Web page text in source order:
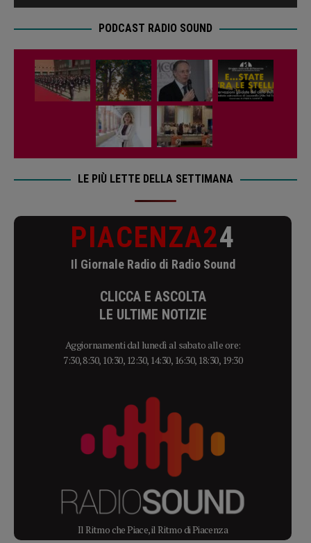
PODCAST RADIO SOUND
LE PIÙ LETTE DELLA SETTIMANA
PIACENZA24
Il Giornale Radio di Radio Sound
CLICCA E ASCOLTA
LE ULTIME NOTIZIE
Aggiornamenti dal lunedì al sabato alle ore:
7:30, 8:30, 10:30, 12:30, 14:30, 16:30, 18:30, 19:30
Il Ritmo che Piace, il Ritmo di Piacenza